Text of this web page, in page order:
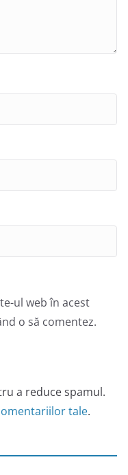
ul web în acest
o să comentez.
a reduce spamul.
tale.